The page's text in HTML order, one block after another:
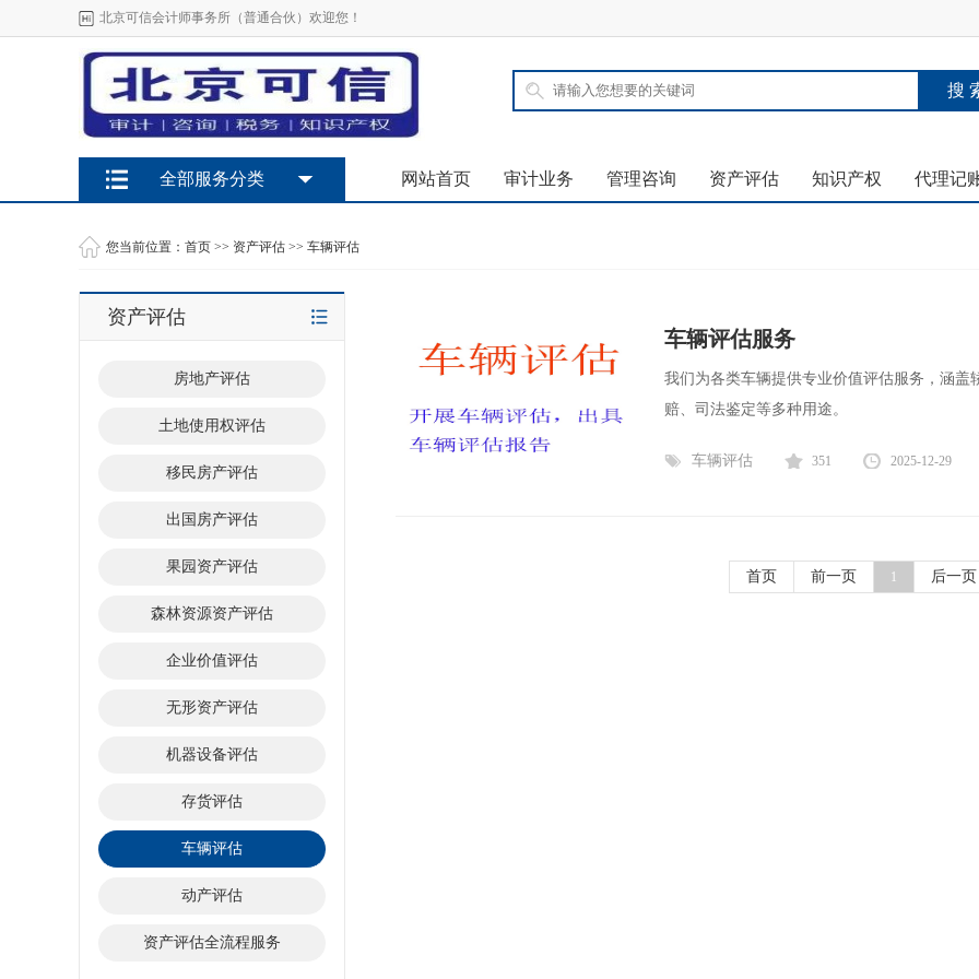
北京可信会计师事务所（普通合伙）欢迎您！
网站首页 审计业务 管理咨询 资产评估 知识产权 代理记
全部服务分类
您当前位置： 首页 >> 资产评估 >> 车辆评估
资产评估
房地产评估
土地使用权评估
移民房产评估
出国房产评估
果园资产评估
森林资源资产评估
企业价值评估
无形资产评估
机器设备评估
存货评估
车辆评估
动产评估
资产评估全流程服务
车辆评估服务
我们为各类车辆提供专业价值评估服务，涵
赔、司法鉴定等多种用途。
车辆评估 351 2025-12-29
首页 前一页 1 后一页